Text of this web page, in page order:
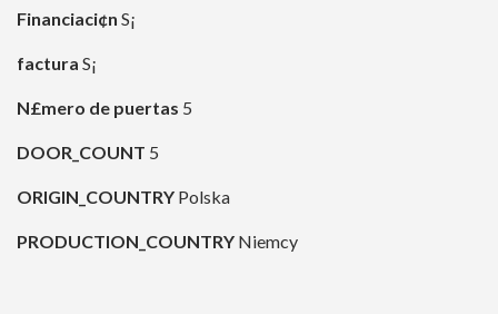
Financiaci¢n S¡
factura S¡
N£mero de puertas 5
DOOR_COUNT 5
ORIGIN_COUNTRY Polska
PRODUCTION_COUNTRY Niemcy